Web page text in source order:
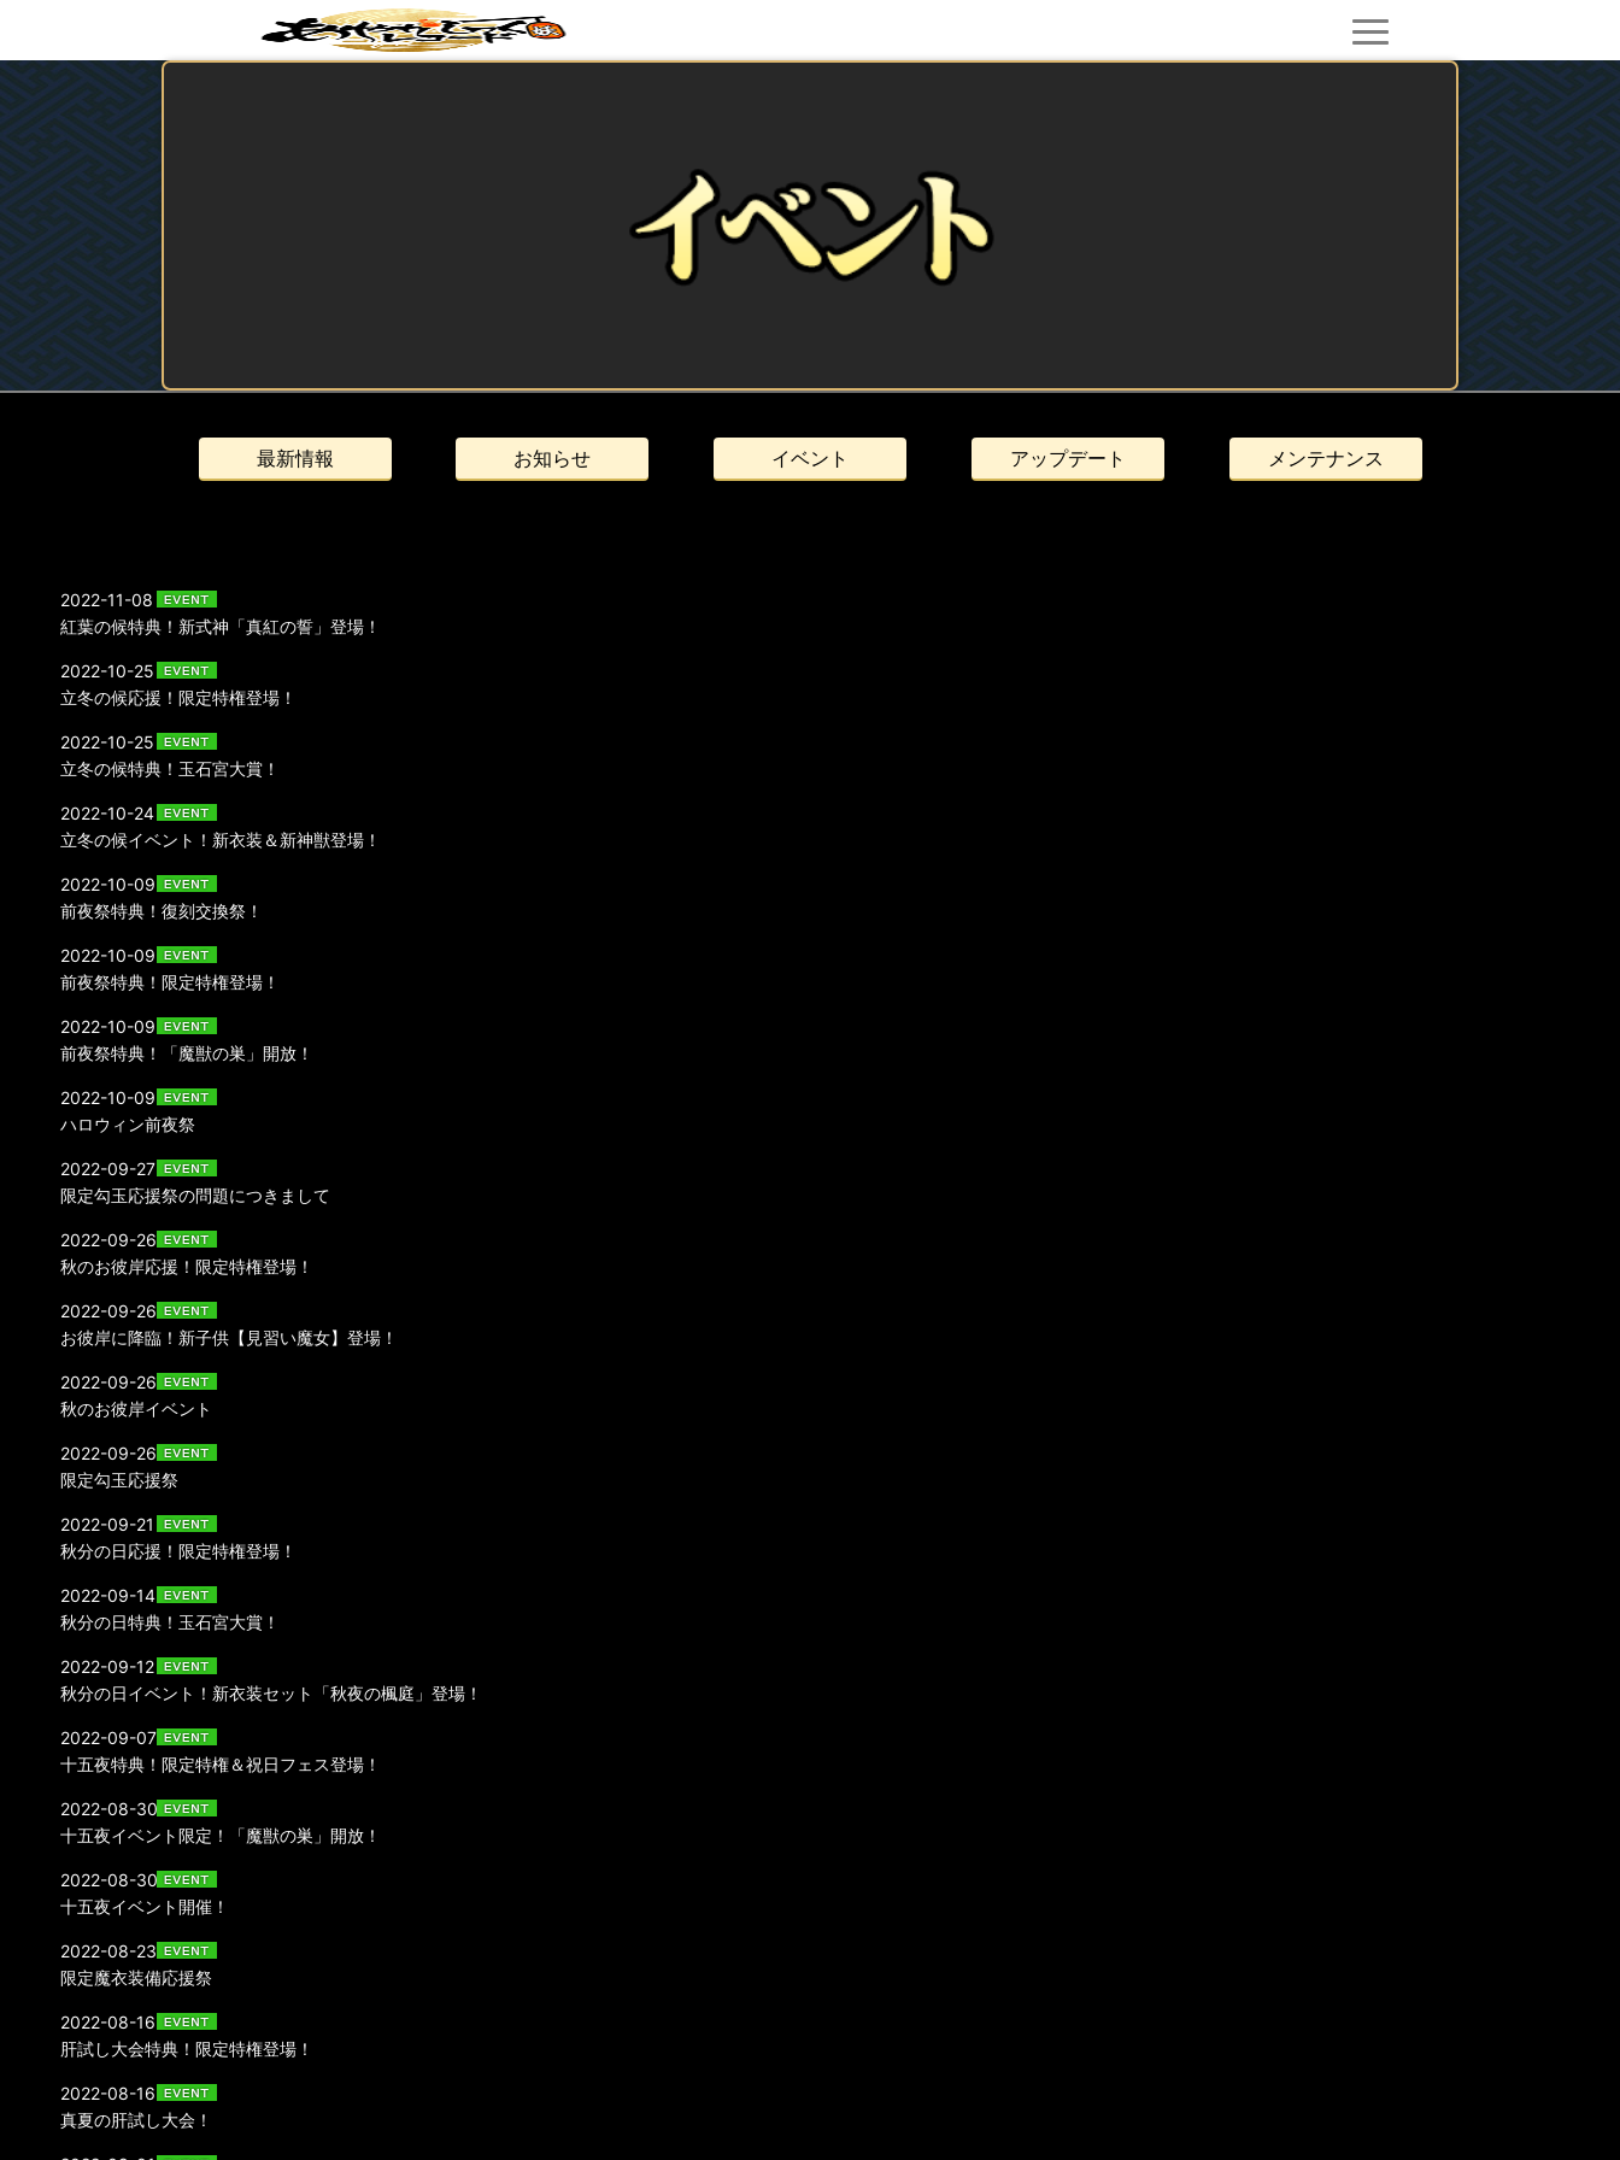
最新情報 お知らせ イベント アップデート メンテナンス
紅葉の候特典！新式神「真紅の誓」登場！
2022-11-08
立冬の候応援！限定特権登場！
2022-10-25
立冬の候特典！玉石宮大賞！
2022-10-25
立冬の候イベント！新衣装＆新神獣登場！
2022-10-24
前夜祭特典！復刻交換祭！
2022-10-09
前夜祭特典！限定特権登場！
2022-10-09
前夜祭特典！「魔獣の巣」開放！
2022-10-09
ハロウィン前夜祭
2022-10-09
限定勾玉応援祭の問題につきまして
2022-09-27
秋のお彼岸応援！限定特権登場！
2022-09-26
お彼岸に降臨！新子供【見習い魔女】登場！
2022-09-26
秋のお彼岸イベント
2022-09-26
限定勾玉応援祭
2022-09-26
秋分の日応援！限定特権登場！
2022-09-21
秋分の日特典！玉石宮大賞！
2022-09-14
秋分の日イベント！新衣装セット「秋夜の楓庭」登場！
2022-09-12
十五夜特典！限定特権＆祝日フェス登場！
2022-09-07
十五夜イベント限定！「魔獣の巣」開放！
2022-08-30
十五夜イベント開催！
2022-08-30
限定魔衣装備応援祭
2022-08-23
肝試し大会特典！限定特権登場！
2022-08-16
真夏の肝試し大会！
2022-08-16